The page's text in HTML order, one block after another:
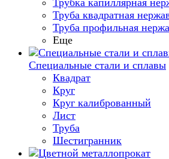
Трубка капиллярная
Труба квадратная
Труба профильная
Еще
Специальные стали и сплавы
Квадрат
Круг
Круг калиброванный
Лист
Труба
Шестигранник